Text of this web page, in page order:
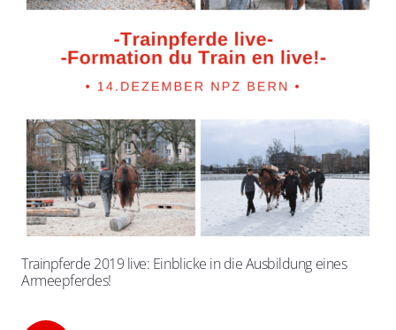
Trainpferde 2019 live: Einblicke in die Ausbildung eines
Armeepferdes!